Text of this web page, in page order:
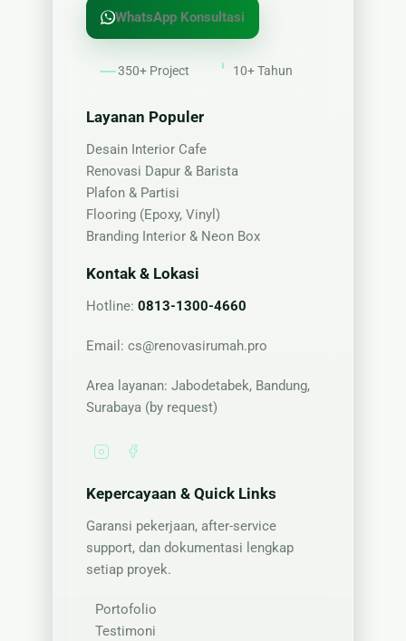
WhatsApp Konsultasi
350+ Project 10+ Tahun
Layanan Populer
Desain Interior Cafe
Renovasi Dapur & Barista
Plafon & Partisi
Flooring (Epoxy, Vinyl)
Branding Interior & Neon Box
Kontak & Lokasi
Hotline:0813-1300-4660
Email:cs@renovasirumah.pro
Area layanan: Jabodetabek, Bandung,
Surabaya (by request)
Kepercayaan & Quick Links
Garansi pekerjaan, after-service
support, dan dokumentasi lengkap
setiap proyek.
Portofolio
Testimoni